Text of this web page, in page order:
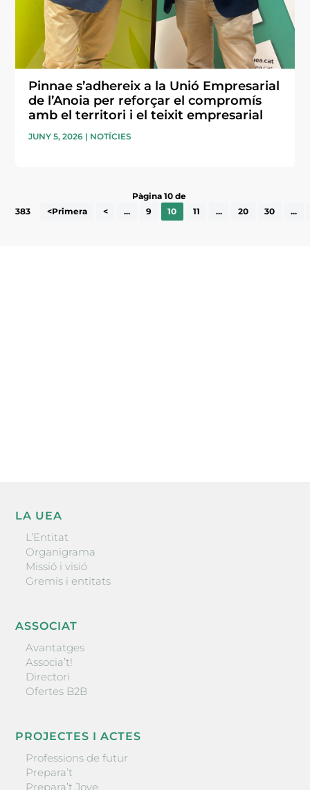
Pinnae s’adhereix a la Unió Empresarial
de l’Anoia per reforçar el compromís
amb el territori i el teixit empresarial
JUNY 5, 2026 | NOTÍCIES
Pàgina 10 de
383
<Primera < ... 9 10 11 ... 20 30 ...
LA UEA
L’Entitat
Organigrama
Missió i visió
Gremis i entitats
ASSOCIAT
Avantatges
Associa’t!
Directori
Ofertes B2B
PROJECTES I ACTES
Professions de futur
Prepara’t
Prepara’t Jove